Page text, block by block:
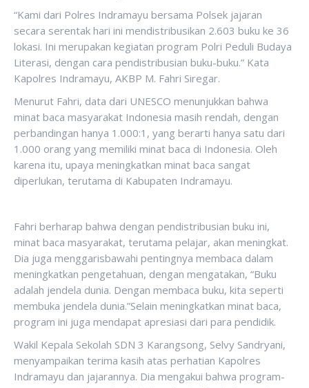
“Kami dari Polres Indramayu bersama Polsek jajaran
secara serentak hari ini mendistribusikan 2.603 buku ke 36
lokasi. Ini merupakan kegiatan program Polri Peduli Budaya
Literasi, dengan cara pendistribusian buku-buku.” Kata
Kapolres Indramayu, AKBP M. Fahri Siregar.
Menurut Fahri, data dari UNESCO menunjukkan bahwa
minat baca masyarakat Indonesia masih rendah, dengan
perbandingan hanya 1.000:1, yang berarti hanya satu dari
1.000 orang yang memiliki minat baca di Indonesia. Oleh
karena itu, upaya meningkatkan minat baca sangat
diperlukan, terutama di Kabupaten Indramayu.
Fahri berharap bahwa dengan pendistribusian buku ini,
minat baca masyarakat, terutama pelajar, akan meningkat.
Dia juga menggarisbawahi pentingnya membaca dalam
meningkatkan pengetahuan, dengan mengatakan, “Buku
adalah jendela dunia. Dengan membaca buku, kita seperti
membuka jendela dunia.”Selain meningkatkan minat baca,
program ini juga mendapat apresiasi dari para pendidik.
Wakil Kepala Sekolah SDN 3 Karangsong, Selvy Sandryani,
menyampaikan terima kasih atas perhatian Kapolres
Indramayu dan jajarannya. Dia mengakui bahwa program-